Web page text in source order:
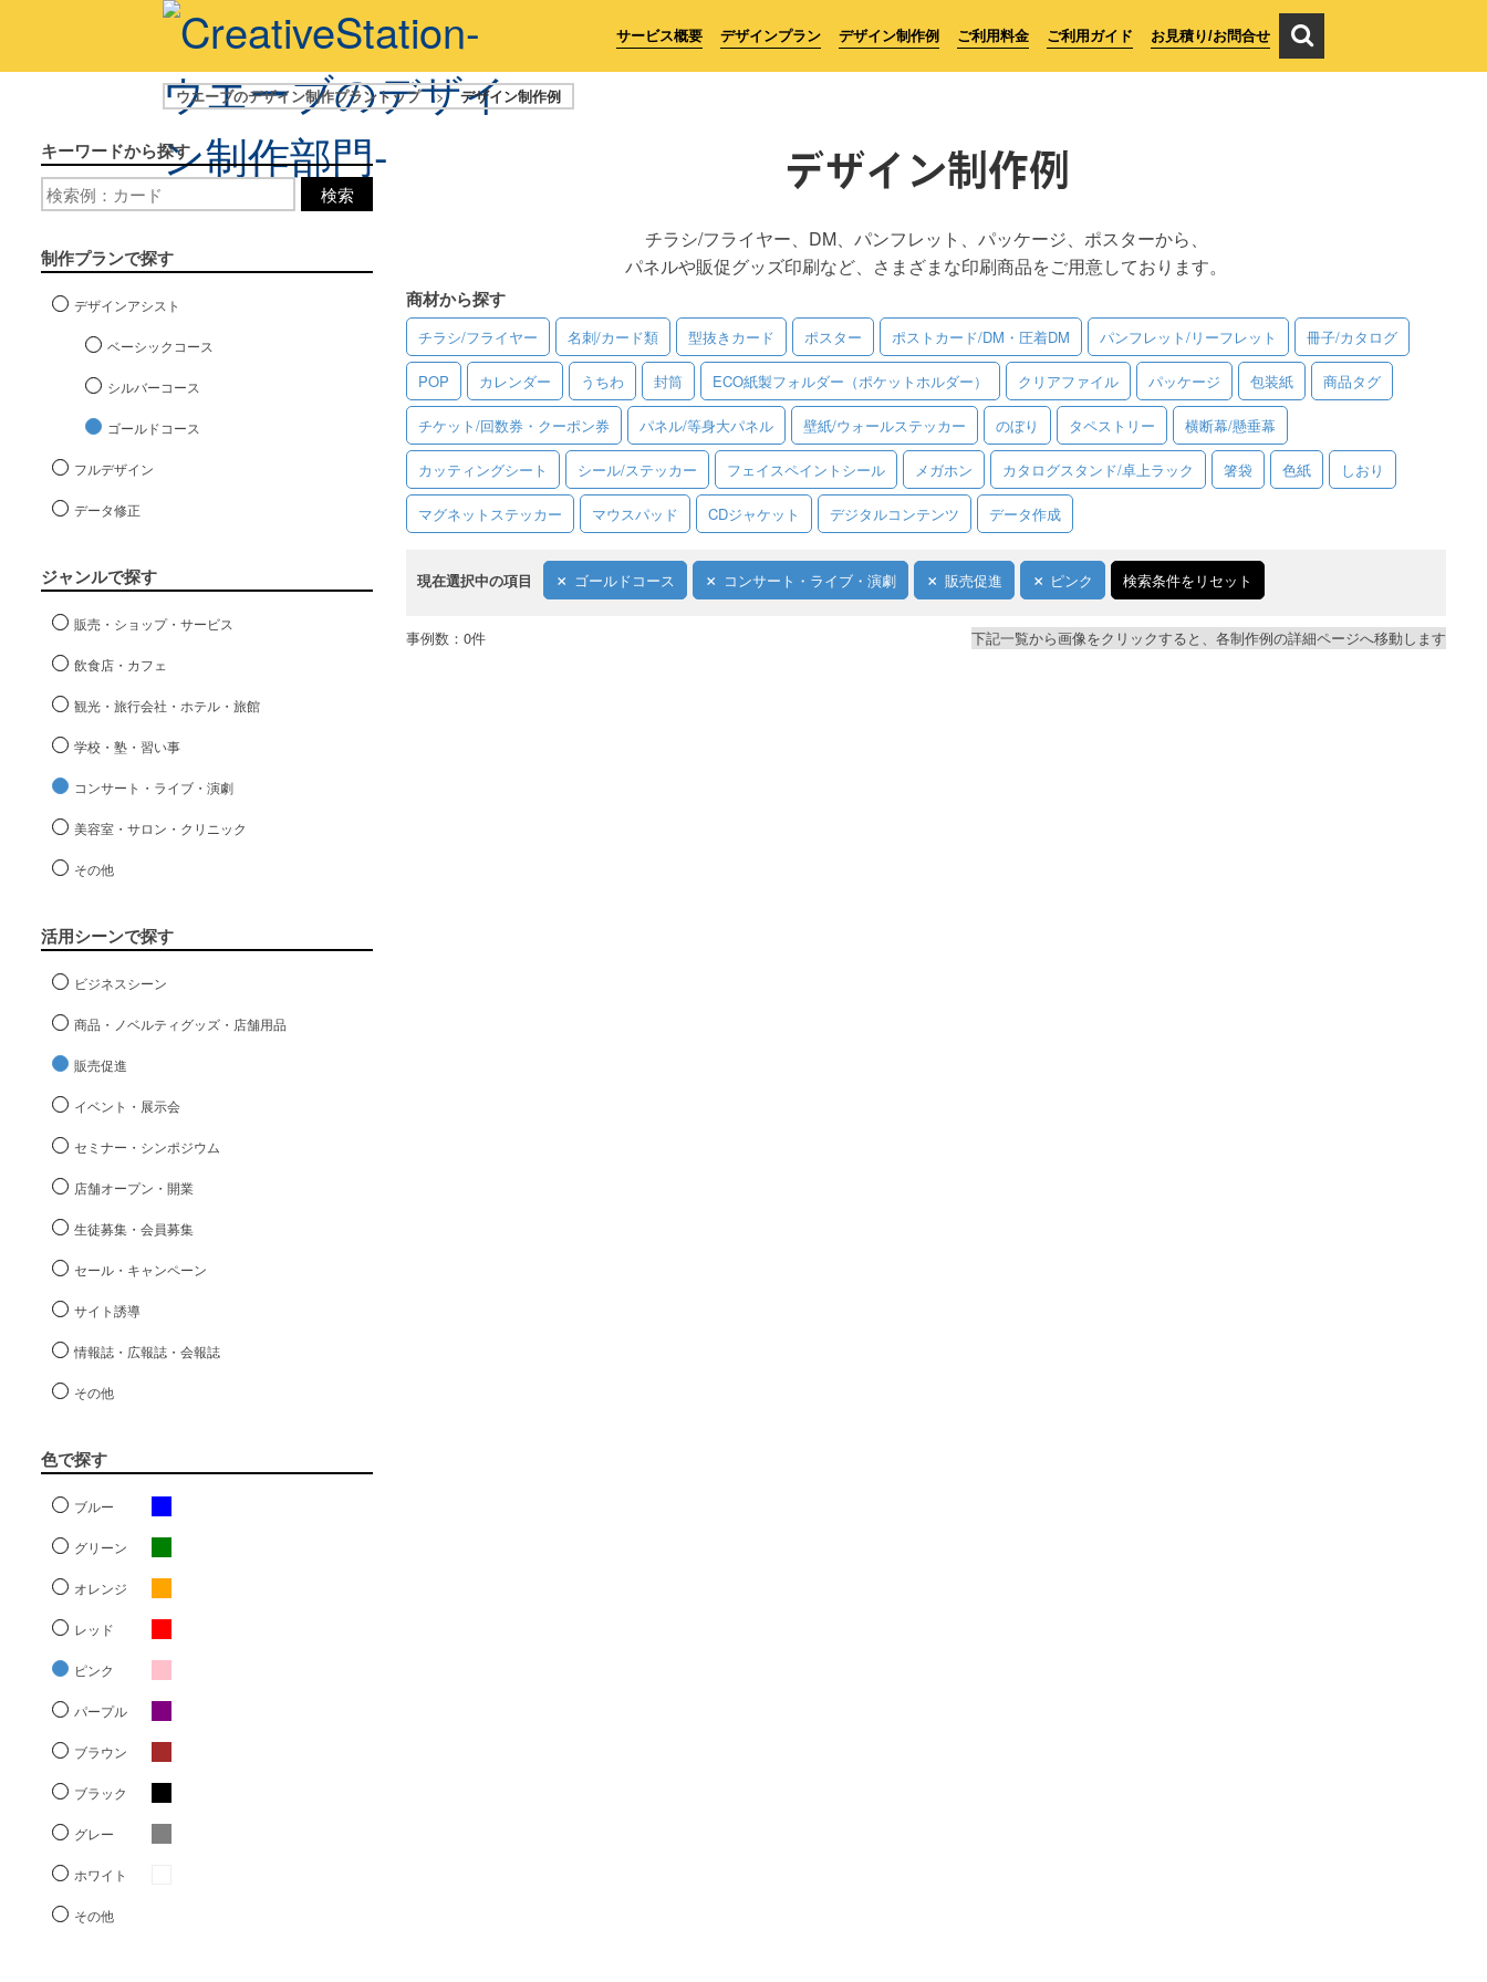
サービス概要 デザインプラン デザイン制作例 ご利用料金 ご利用ガイド お見積り/お問合せ
ウエーブのデザイン制作プラントップ > デザイン制作例
デザイン制作例
チラシ/フライヤー、DM、パンフレット、パッケージ、ポスターから、
パネルや販促グッズ印刷など、さまざまな印刷商品をご用意しております。
商材から探す
チラシ/フライヤー 名刺/カード類 型抜きカード ポスター ポストカード/DM・圧着DM パンフレット/リーフレット 冊子/カタログ
POP カレンダー うちわ 封筒 ECO紙製フォルダー（ポケットホルダー） クリアファイル パッケージ 包装紙 商品タグ
チケット/回数券・クーポン券 パネル/等身大パネル 壁紙/ウォールステッカー のぼり タペストリー 横断幕/懸垂幕
カッティングシート シール/ステッカー フェイスペイントシール メガホン カタログスタンド/卓上ラック 箸袋 色紙 しおり
マグネットステッカー マウスパッド CDジャケット デジタルコンテンツ データ作成
現在選択中の項目 ゴールドコース コンサート・ライブ・演劇 販売促進 ピンク 検索条件をリセット
キーワードから探す
検索
制作プランで探す
デザインアシスト
ベーシックコース
シルバーコース
ゴールドコース
フルデザイン
データ修正
ジャンルで探す
販売・ショップ・サービス
飲食店・カフェ
観光・旅行会社・ホテル・旅館
学校・塾・習い事
コンサート・ライブ・演劇
美容室・サロン・クリニック
その他
活用シーンで探す
ビジネスシーン
商品・ノベルティグッズ・店舗用品
販売促進
イベント・展示会
セミナー・シンポジウム
店舗オープン・開業
生徒募集・会員募集
セール・キャンペーン
サイト誘導
情報誌・広報誌・会報誌
その他
色で探す
ブルー
グリーン
オレンジ
レッド
ピンク
パープル
ブラウン
ブラック
グレー
ホワイト
その他
事例数：0件 下記一覧から画像をクリックすると、各制作例の詳細ページへ移動します